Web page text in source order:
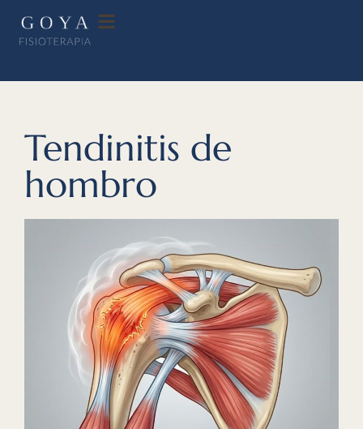
Tendinitis de
hombro